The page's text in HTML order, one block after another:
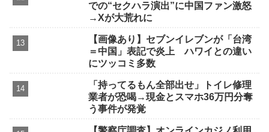
での“セクハラ演出”に中国ファン激怒
→Xが大荒れに
【画像あり】セブンイレブンが「台湾
＝中国」表記で炎上 ハワイとの違い
にツッコミ多数
「持ってるもん全部出せ」トイレ修理
業者が恐喝→現金とスマホ36万円分奪
う事件が発覚